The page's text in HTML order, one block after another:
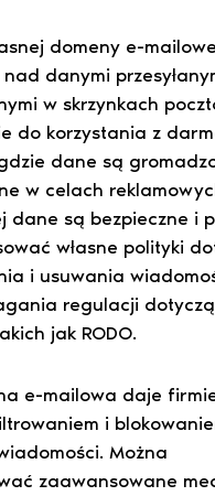
domeny e-
nad danymi
w skrzynkach
do korzystania z
dane są
w celach
dane są bezpieczne i
własne polityki
i usuwania
regulacji
jak RODO.
e-mailowa daje
i
Można
zaawansowane